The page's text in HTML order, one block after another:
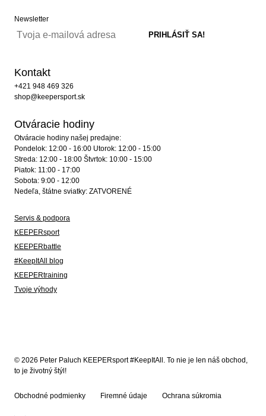
Newsletter
Kontakt
+421 948 469 326
shop@keepersport.sk
Otváracie hodiny
Otváracie hodiny našej predajne:
Pondelok: 12:00 - 16:00 Utorok: 12:00 - 15:00
Streda: 12:00 - 18:00 Štvrtok: 10:00 - 15:00
Piatok: 11:00 - 17:00
Sobota: 9:00 - 12:00
Nedeľa, štátne sviatky: ZATVORENÉ
Servis & podpora
KEEPERsport
KEEPERbattle
#KeepItAll blog
KEEPERtraining
Tvoje výhody
© 2026 Peter Paluch KEEPERsport #KeepItAll. To nie je len náš obchod,
to je životný štýl!
Obchodné podmienky Firemné údaje Ochrana súkromia